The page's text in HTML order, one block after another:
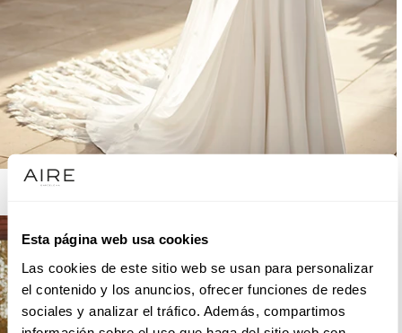
Esta página web usa cookies
Las cookies de este sitio web se usan para personalizar
el contenido y los anuncios, ofrecer funciones de redes
sociales y analizar el tráfico. Además, compartimos
AIRE BARCELONA